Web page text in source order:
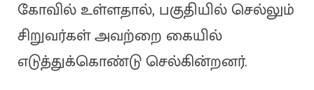
கோவில் உள்ளதால், பகுதியில் செல்லும்
சிறுவர்கள் அவற்றை கையில்
எடுத்துக்கொண்டு செல்கின்றனர்.